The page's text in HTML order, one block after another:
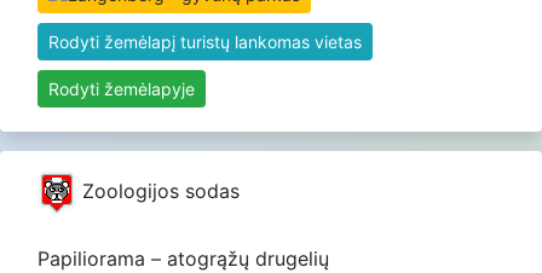
Rodyti žemėlapį turistų lankomas vietas
Rodyti žemėlapyje
Zoologijos sodas
Papiliorama – atogrąžų drugelių